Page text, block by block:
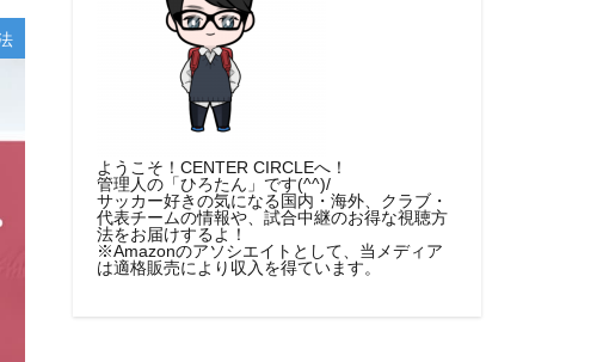
ようこそ！CENTER CIRCLEへ！
管理人の「ひろたん」です(^^)/
サッカー好きの気になる国内・海外、クラブ・
代表チームの情報や、試合中継のお得な視聴方
法をお届けするよ！
※Amazonのアソシエイトとして、当メディア
は適格販売により収入を得ています。